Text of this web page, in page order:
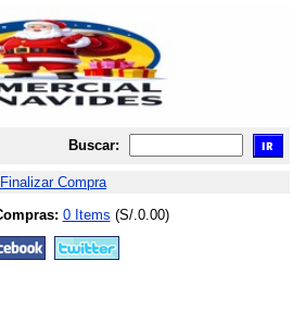
Buscar:
Finalizar Compra
0 Items (S/.0.00)